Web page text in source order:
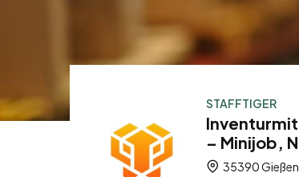
STAFFTIGER
– Minijob,
35390